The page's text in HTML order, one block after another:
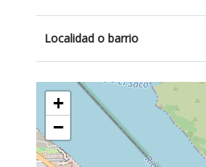
Localidad o barrio
+
−